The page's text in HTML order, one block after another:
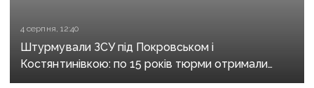
4 серпня, 12:40
Штурмували ЗСУ під Покровськом і
Костянтинівкою: по 15 років тюрми отримали
десятеро бойовиків, які воювали на боці рф